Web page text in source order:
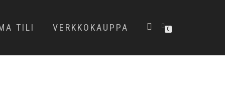
TILI VERKKOKAUPPA 0